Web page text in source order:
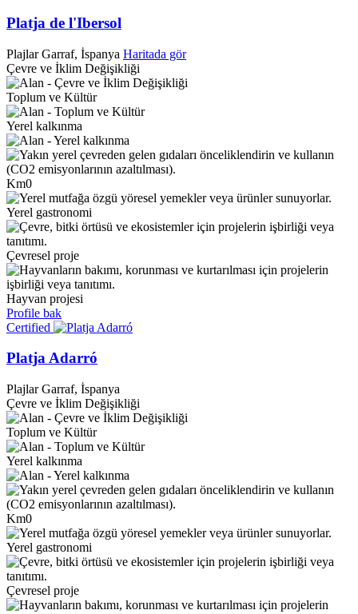
Platja de l'Ibersol
Plajlar Garraf, İspanya Haritada gör
Çevre ve İklim Değişikliği
Toplum ve Kültür
Yerel kalkınma
Km0
Yerel gastronomi
Çevresel proje
Hayvan projesi
Profile bak
Certified
Platja Adarró
Plajlar Garraf, İspanya
Çevre ve İklim Değişikliği
Toplum ve Kültür
Yerel kalkınma
Km0
Yerel gastronomi
Çevresel proje